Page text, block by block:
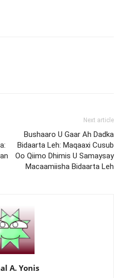
Next article
Bushaaro U Gaar Ah Dadka
Bidaarta Leh: Maqaaxi Cusub
Oo Qiimo Dhimis U Samaysay
Macaamiisha Bidaarta Leh
A. Yonis